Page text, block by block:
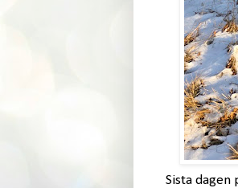
Sista dagen